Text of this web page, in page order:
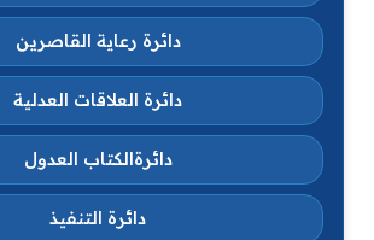
دائرة رعاية القاصرين
دائرة العلاقات العدلية
دائرةالكتاب العدول
دائرة التنفيذ